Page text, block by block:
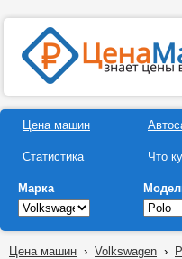
Цена машин
Статистика Что
Марка
Цена машин › Volkswagen ›